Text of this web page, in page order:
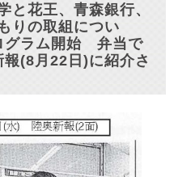
と花王、青森銀行、
りの取組につい
グラム開始 弁当で
(8月22日)に紹介さ